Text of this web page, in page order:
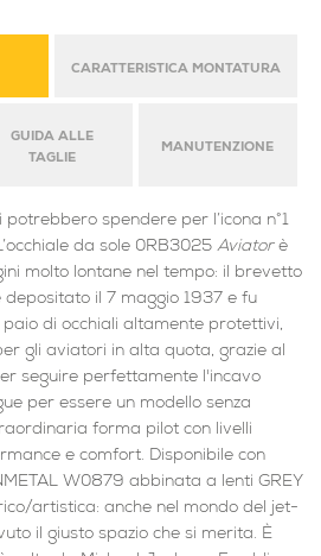
CARATTERISTICA MONTATURA
GUIDA ALLE
TAGLIE
MANUTENZIONE
spendere per l’icona n°1
da sole 0RB3025 Aviatorè
molto lontane nel tempo: il brevetto
il 7 maggio 1937 e fu
di occhiali altamente protettivi,
gli aviatori in alta quota, grazie al
seguire perfettamente l'incavo
per essere un modello senza
forma pilot con livelli
e comfort. Disponibile con
W0879 abbinata a lenti GREY
artistica: anche nel mondo del jet-
il giusto spazio che si merita. È